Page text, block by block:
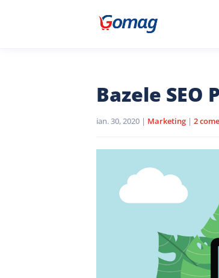
Bazele SEO
ian. 30, 2020 | Marketing | 2